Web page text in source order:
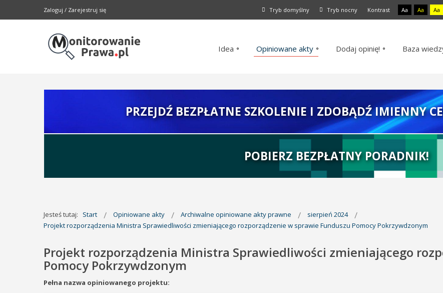
Zaloguj / Zarejestruj się Tryb domyślny Tryb nocny Kontrast Aa Aa Aa
Idea Opiniowane akty Dodaj opinię! Baza
PRZEJDŹ BEZPŁATNE SZKOLENIE I ZDOBĄDŹ IMIENNY
POBIERZ BEZPŁATNY PORADNIK!
Jesteś tutaj: Start Opiniowane akty Archiwalne opiniowane akty prawne
sierpień 2024
Projekt rozporządzenia Ministra Sprawiedliwości zmieniającego rozporządzenie w sprawie Funduszu Pomocy Pokrzywdzonym
Projekt rozporządzenia Ministra Sprawiedliwości zmieniającego
Pomocy Pokrzywdzonym
Pełna nazwa opiniowanego projektu: